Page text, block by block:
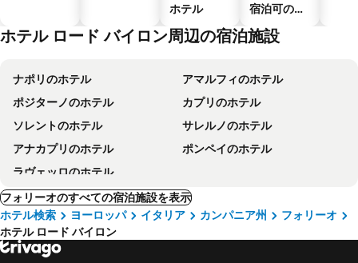
ホテル
宿泊可のホ
テル
ホテル ロード バイロン周辺の宿泊施設
ナポリのホテル
アマルフィのホテル
ポジターノのホテル
カプリのホテル
ソレントのホテル
サレルノのホテル
アナカプリのホテル
ポンペイのホテル
ラヴェッロのホテル
フォリーオのすべての宿泊施設を表示
ホテル検索
ヨーロッパ イタリア カンパニア州
フォリーオ
ホテル ロード バイロン